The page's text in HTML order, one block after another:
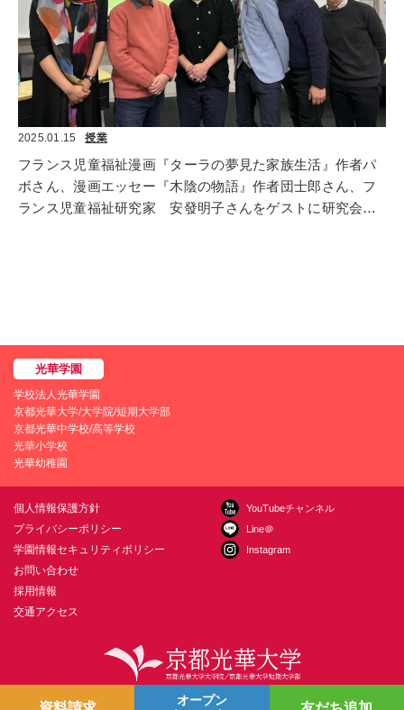
2025.01.15 授業
フランス児童福祉漫画『ターラの夢見た家族生活』作者パ
ボさん、漫画エッセー『木陰の物語』作者団士郎さん、フ
ランス児童福祉研究家　安發明子さんをゲストに研究会を
学校法人光華学園
京都光華大学/大学院/短期大学部
京都光華中学校/高等学校
光華小学校
光華幼稚園
個人情報保護方針
プライバシーポリシー
学園情報セキュリティポリシー
お問い合わせ
採用情報
交通アクセス
YouTubeチャンネル
Line＠
Instagram
〒615-0882 京都市右京区西京極葛野町38 お問い合わせ
オープン